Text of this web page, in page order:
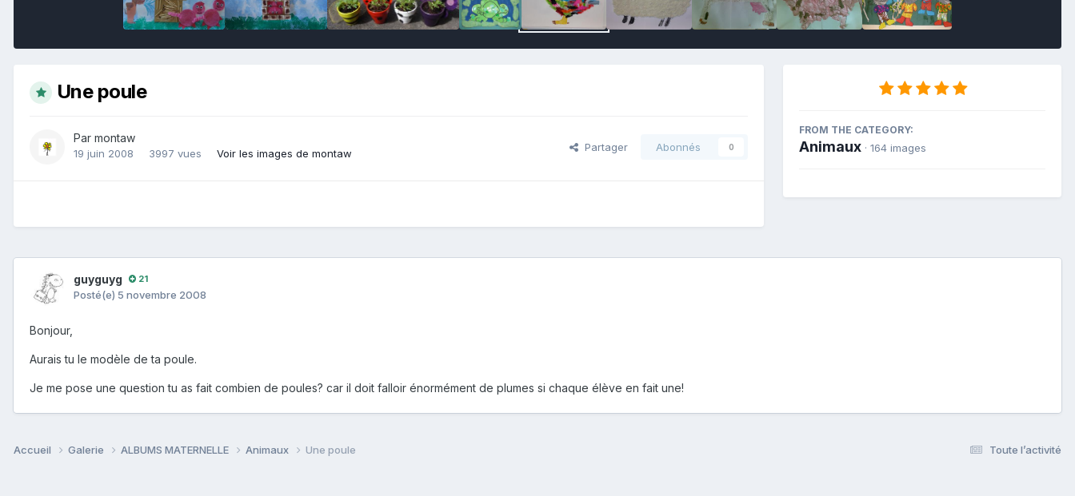
Une poule
Par montaw
19 juin 2008 3997 vues Voir les images de montaw
Partager Abonnés 0
FROM THE CATEGORY:
Animaux · 164 images
guyguyg 21
Posté(e) 5 novembre 2008
Bonjour,
Aurais tu le modèle de ta poule.
Je me pose une question tu as fait combien de poules? car il doit falloir énormément de plumes si chaque élève en fait une!
Toute l’activité
Accueil Galerie ALBUMS MATERNELLE Animaux Une poule